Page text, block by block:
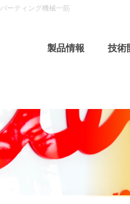
ーティング機械一筋
製品情報 技術